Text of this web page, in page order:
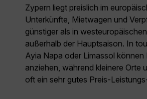
Zypern liegt preislich im
Unterkünfte, Mietwagen und
günstiger als in
außerhalb der Hauptsaison. In
Ayia Napa oder Limassol können
anziehen, während kleinere Orte
oft ein sehr gutes Preis-